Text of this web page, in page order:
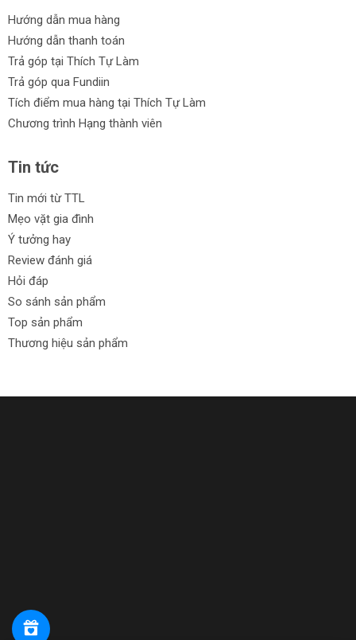
Hướng dẫn mua hàng
Hướng dẫn thanh toán
Trả góp tại Thích Tự Làm
Trả góp qua Fundiin
Tích điểm mua hàng tại Thích Tự Làm
Chương trình Hạng thành viên
Tin tức
Tin mới từ TTL
Mẹo vặt gia đình
Ý tưởng hay
Review đánh giá
Hỏi đáp
So sánh sản phẩm
Top sản phẩm
Thương hiệu sản phẩm